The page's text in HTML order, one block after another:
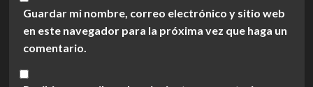
Guardar mi nombre, correo electrónico y sitio web
en este navegador para la próxima vez que haga un
comentario.